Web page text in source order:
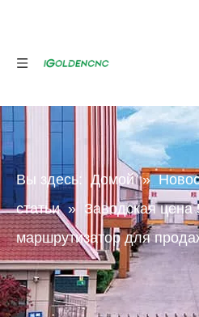
Вы здесь: Домой »
статьи » Заводская цена
маршрутизатор для